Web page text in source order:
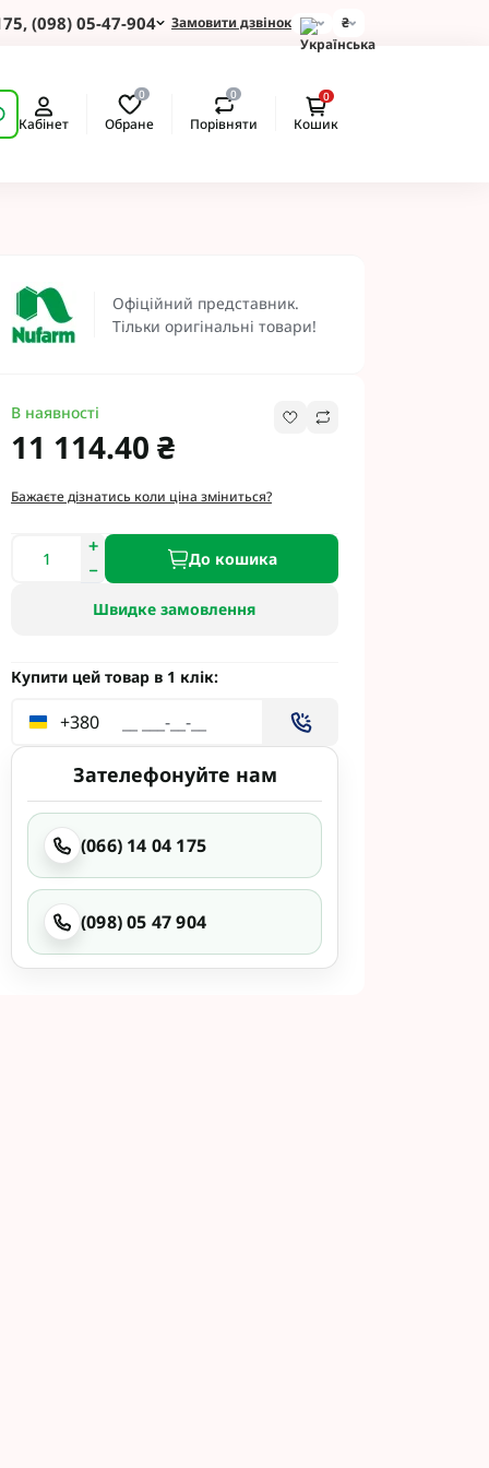
(098) 05-47-904 Замовити дзвінок ₴
Кабінет
0
Обране
0
Порівняти
0
Кошик
під
Під
Раундап
Зернових
для Соняшнику
Картоплі
ЮА
Офіційний представник.
Тільки оригінальні товари!
В наявності
11 114.40 ₴
Бажаєте дізнатись коли ціна зміниться?
До кошика
Швидке замовлення
Купити цей товар в 1 клік:
+380
Зателефонуйте нам
(066) 14 04 175
(098) 05 47 904